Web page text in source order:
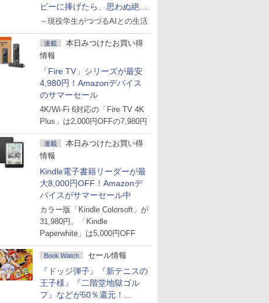
ピーに捧げたら、思わぬ絶景
に出会った話
～現役学生がつづるAIとの生活
連載
本日みつけたお買い得
情報
「Fire TV」シリーズが最安
4,980円！Amazonデバイス
のサマーセール
4K/Wi-Fi 6対応の「Fire TV 4K
Plus」は2,000円OFFの7,980円
連載
本日みつけたお買い得
情報
Kindle電子書籍リーダーが最
大8,000円OFF！Amazonデ
バイスがサマーセール中
カラー版「Kindle Colorsoft」が
31,980円。「Kindle
Paperwhite」は5,000円OFF
Book Watch セール情報
『ドッジ弾子』『新テニスの
王子様』『二階堂地獄ゴル
フ』などが50％還元！